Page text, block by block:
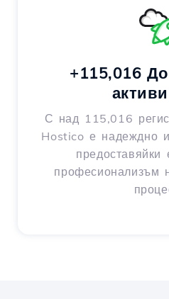
+115,016
С над 115,016
Hostico е надеждно
предоставяйки
професионализъм